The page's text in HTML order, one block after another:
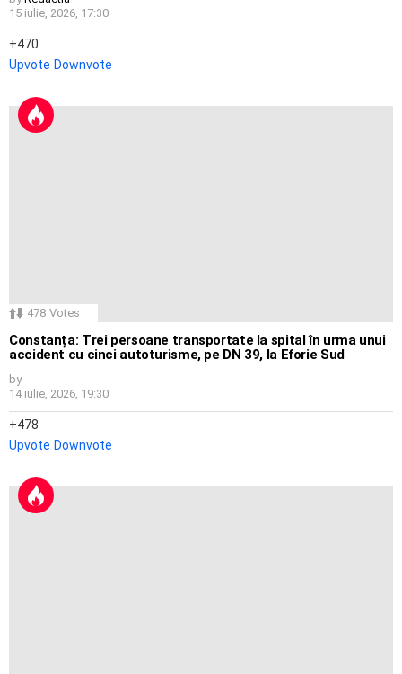
15 iulie, 2026, 17:30
470
Upvote Downvote
478 Votes
Constanța: Trei persoane transportate la spital în urma unui
accident cu cinci autoturisme, pe DN 39, la Eforie Sud
by
14 iulie, 2026, 19:30
478
Upvote Downvote